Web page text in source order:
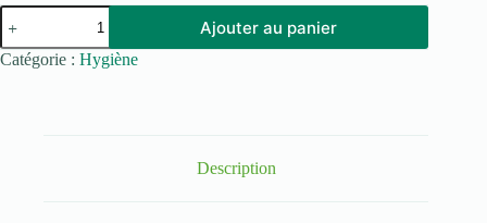
était :
د.م.287.00.د.م.233.00.
quantité
de
Ducray
Gel
Ajouter au panier
Catégorie : Hygiène
Description